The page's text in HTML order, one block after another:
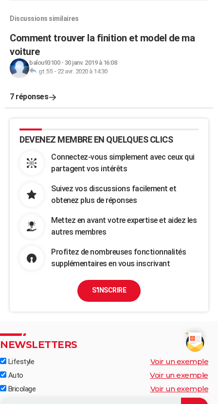
Discussions similaires
Comment trouver la finition et model de ma
voiture
balou93100- 30 janv. 2019 à 16:08
gt.55- 22 avr. 2020 à 14:30
7 réponses
DEVENEZ MEMBRE EN QUELQUES CLICS
Connectez-vous simplement avec ceux qui
partagent vos intérêts
Suivez vos discussions facilement et
obtenez plus de réponses
Mettez en avant votre expertise et aidez les
autres membres
Profitez de nombreuses fonctionnalités
supplémentaires en vous inscrivant
S'INSCRIRE
NEWSLETTERS
Lifestyle Voir un exemple
Auto Voir un exemple
Bricolage Voir un exemple